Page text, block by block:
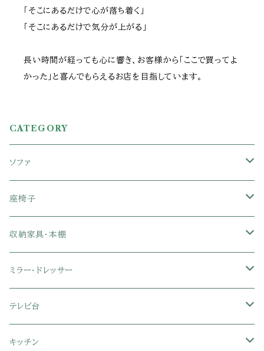
「そこにあるだけで心が落ち着く」
「そこにあるだけで気分が上がる」
長い時間が経っても心に響き、お客様から「ここで買ってよ
かった」と喜んでもらえるお店を目指しています。
CATEGORY
ソファ
1人掛けソファ
2人掛けソファ
3人掛けソファ
フロアソファ・ローソファ
ソファベッド
座椅子
1人掛け座椅子
2人掛け座椅子
リクライニング座椅子
肘付き座椅子
収納家具・本棚
カラーボックス
本棚・書棚
衣類・タンス・チェスト
ミラー・ドレッサー
ドレッサー・鏡台
ミラー・スタンドミラー
テレビ台
壁面収納・ハイタイプテレビ台
キッチン